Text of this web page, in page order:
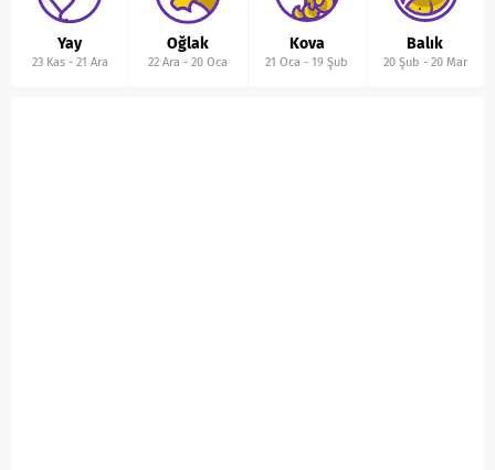
Yay
23 Kas- 21 Ara
Oğlak
22 Ara -20 Oca
Kova
21 Oca -19 Şub
Balık
20 Şub - 20 Mar